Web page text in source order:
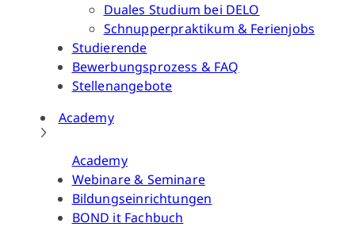
Duales Studium bei DELO
Schnupperpraktikum & Ferienjobs
Studierende
Bewerbungsprozess & FAQ
Stellenangebote
Academy
Academy
Webinare & Seminare
Bildungseinrichtungen
BOND it Fachbuch